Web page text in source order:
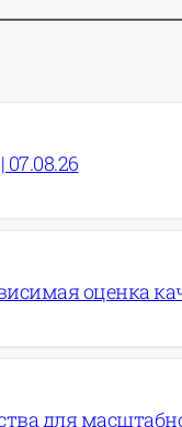
оценка
для